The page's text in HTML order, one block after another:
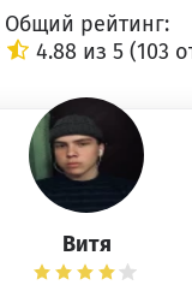
Общий рейтинг:
4.88 из 5 (103
Витя